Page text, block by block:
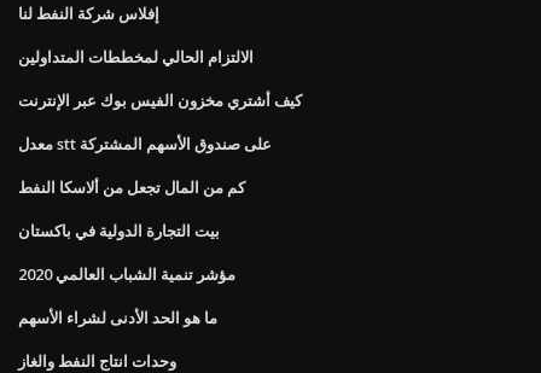
إفلاس شركة النفط لنا
الالتزام الحالي لمخططات المتداولين
كيف أشتري مخزون الفيس بوك عبر الإنترنت
معدل stt على صندوق الأسهم المشتركة
كم من المال تجعل من ألاسكا النفط
بيت التجارة الدولية في باكستان
مؤشر تنمية الشباب العالمي 2020
ما هو الحد الأدنى لشراء الأسهم
وحدات انتاج النفط والغاز